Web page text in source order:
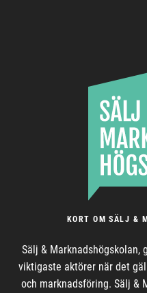
KORT OM SÄLJ &
Sälj & Marknadshögskolan,
viktigaste aktörer när det
och marknadsföring. Sälj &